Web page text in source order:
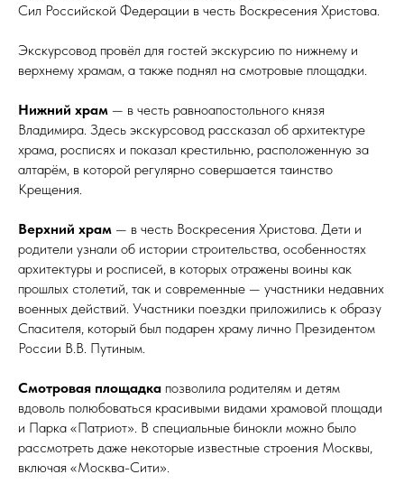
Сил Российской Федерации в честь Воскресения Христова.
Экскурсовод провёл для гостей экскурсию по нижнему и
верхнему храмам, а также поднял на смотровые площадки.
Нижний храм — в честь равноапостольного князя
Владимира. Здесь экскурсовод рассказал об архитектуре
храма, росписях и показал крестильню, расположенную за
алтарём, в которой регулярно совершается таинство
Крещения.
Верхний храм — в честь Воскресения Христова. Дети и
родители узнали об истории строительства, особенностях
архитектуры и росписей, в которых отражены воины как
прошлых столетий, так и современные — участники недавних
военных действий. Участники поездки приложились к образу
Спасителя, который был подарен храму лично Президентом
России В.В. Путиным.
Смотровая площадка позволила родителям и детям
вдоволь полюбоваться красивыми видами храмовой площади
и Парка «Патриот». В специальные бинокли можно было
рассмотреть даже некоторые известные строения Москвы,
включая «Москва-Сити».